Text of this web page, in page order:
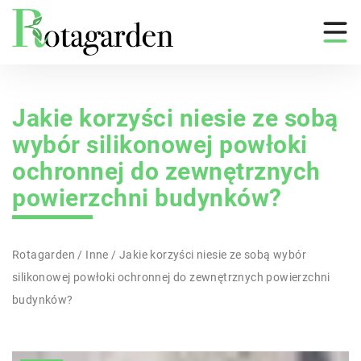
Jakie korzyści niesie ze sobą
wybór silikonowej powłoki
ochronnej do zewnętrznych
powierzchni budynków?
Rotagarden / Inne /Jakie korzyści niesie ze sobą wybór
silikonowej powłoki ochronnej do zewnętrznych powierzchni
budynków?